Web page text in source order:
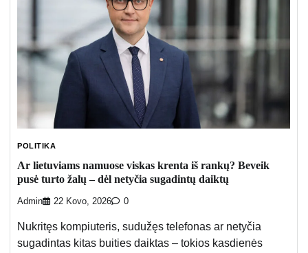
POLITIKA
Ar lietuviams namuose viskas krenta iš rankų? Beveik
pusė turto žalų – dėl netyčia sugadintų daiktų
Admin 22 Kovo, 2026 0
Nukritęs kompiuteris, sudužęs telefonas ar netyčia
sugadintas kitas buities daiktas – tokios kasdienės